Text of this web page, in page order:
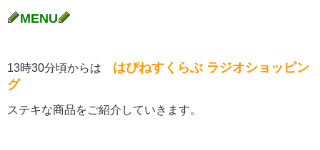
MENU
13時30分頃からは はぴねすくらぶ ラジオショッピン
グ
ステキな商品をご紹介していきます。